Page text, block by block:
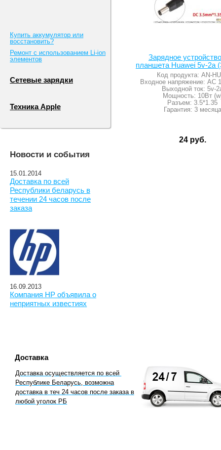
Купить аккумулятор или
восстановить?
Ремонт с использованием Li-ion
элементов
Сетевые зарядки
Техника Apple
Новости и события
15.01.2014
Доставка по всей
Республики беларусь в
течении 24 часов после
заказа
16.09.2013
Компания HP объявила о
неприятных известиях
Зарядное
планшета Huawei 5v-2a
Код продукта: AN-
Входное напряжение: AC
Выходной ток: 5v-
Мощность: 10Вт
Разъем: 3.5*1.35
Гарантия: 3 месяца
24 руб.
Доставка
Доставка осуществляетcя по всей
Республике Беларусь, возможна
доставка в теч 24 часов после заказа в
любой уголок РБ